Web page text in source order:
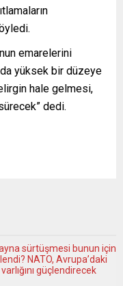
emarelerini
yüksek bir düzeye
hale gelmesi,
dedi.